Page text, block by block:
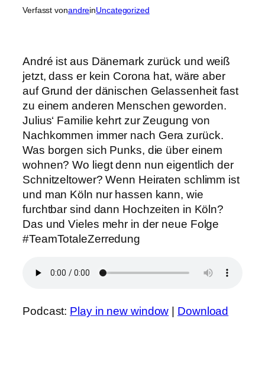
Verfasst vonandreinUncategorized
André ist aus Dänemark zurück und weiß
jetzt, dass er kein Corona hat, wäre aber
auf Grund der dänischen Gelassenheit fast
zu einem anderen Menschen geworden.
Julius‘ Familie kehrt zur Zeugung von
Nachkommen immer nach Gera zurück.
Was borgen sich Punks, die über einem
wohnen? Wo liegt denn nun eigentlich der
Schnitzeltower? Wenn Heiraten schlimm ist
und man Köln nur hassen kann, wie
furchtbar sind dann Hochzeiten in Köln?
Das und Vieles mehr in der neue Folge
#TeamTotaleZerredung
Podcast: Play in new window Download